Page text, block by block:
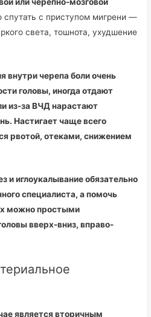
с приступом мигрени —
света, тошнота, ухудшение
внутри черепа боли очень
головы, иногда отдают
из-за ВЧД нарастают
Настигает чаще всего
рвотой, отеками, снижением
и иглоукалывание обязательно
специалиста, а помочь
можно простыми
вверх-вниз, вправо-
является вторичным